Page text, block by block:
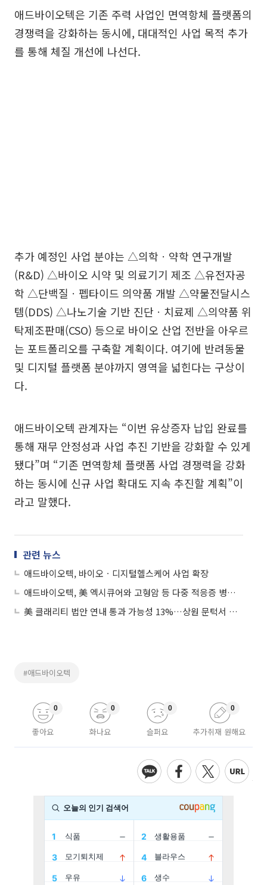
애드바이오텍은 기존 주력 사업인 면역항체 플랫폼의
경쟁력을 강화하는 동시에, 대대적인 사업 목적 추가
를 통해 체질 개선에 나선다.
추가 예정인 사업 분야는 △의학ㆍ약학 연구개발
(R&D) △바이오 시약 및 의료기기 제조 △유전자공
학 △단백질ㆍ펩타이드 의약품 개발 △약물전달시스
템(DDS) △나노기술 기반 진단ㆍ치료제 △의약품 위
탁제조판매(CSO) 등으로 바이오 산업 전반을 아우르
는 포트폴리오를 구축할 계획이다. 여기에 반려동물
및 디지털 플랫폼 분야까지 영역을 넓힌다는 구상이
다.
애드바이오텍 관계자는 “이번 유상증자 납입 완료를
통해 재무 안정성과 사업 추진 기반을 강화할 수 있게
됐다”며 “기존 면역항체 플랫폼 사업 경쟁력을 강화
하는 동시에 신규 사업 확대도 지속 추진할 계획”이
라고 말했다.
관련 뉴스
애드바이오텍, 바이오ㆍ디지털헬스케어 사업 확장
애드바이오텍, 美 엑시큐어와 고형암 등 다중 적응증 병용요법 공동개발 계약 체결
美 클래리티 법안 연내 통과 가능성 13%…상원 문턱서 제동
#애드바이오텍
좋아요
0
화나요
0
슬퍼요
0
추가취재 원해요
0